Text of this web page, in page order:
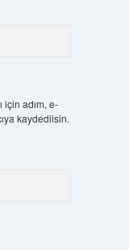
için adım, e-
kaydedilsin.